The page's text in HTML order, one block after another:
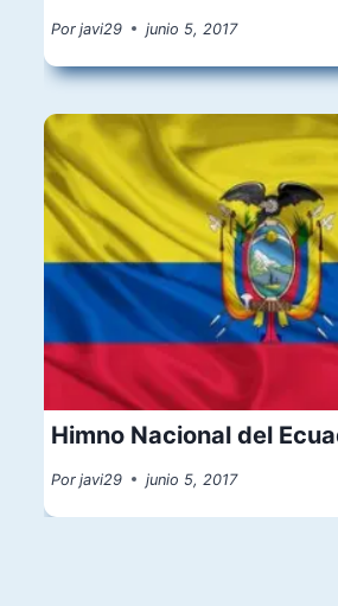
Por javi29 junio 5, 2017
Himno Nacional del
Por javi29 junio 5, 2017